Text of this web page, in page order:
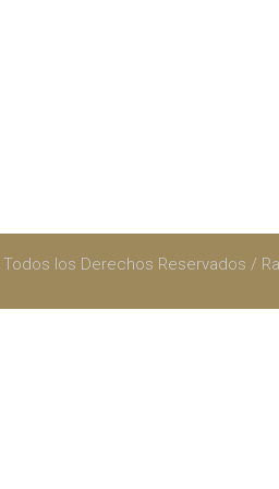
Todos los Derechos Reservados /